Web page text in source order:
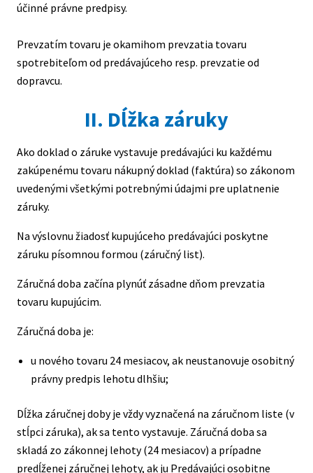
účinné právne predpisy.
Prevzatím tovaru je okamihom prevzatia tovaru
spotrebiteľom od predávajúceho resp. prevzatie od
dopravcu.
II. Dĺžka záruky
Ako doklad o záruke vystavuje predávajúci ku každému
zakúpenému tovaru nákupný doklad (faktúra) so zákonom
uvedenými všetkými potrebnými údajmi pre uplatnenie
záruky.
Na výslovnu žiadosť kupujúceho predávajúci poskytne
záruku písomnou formou (záručný list).
Záručná doba začína plynúť zásadne dňom prevzatia
tovaru kupujúcim.
Záručná doba je:
u nového tovaru 24 mesiacov, ak neustanovuje osobitný
právny predpis lehotu dlhšiu;
Dĺžka záručnej doby je vždy vyznačená na záručnom liste (v
stĺpci záruka), ak sa tento vystavuje. Záručná doba sa
skladá zo zákonnej lehoty (24 mesiacov) a prípadne
predĺženej záručnej lehoty, ak ju Predávajúci osobitne